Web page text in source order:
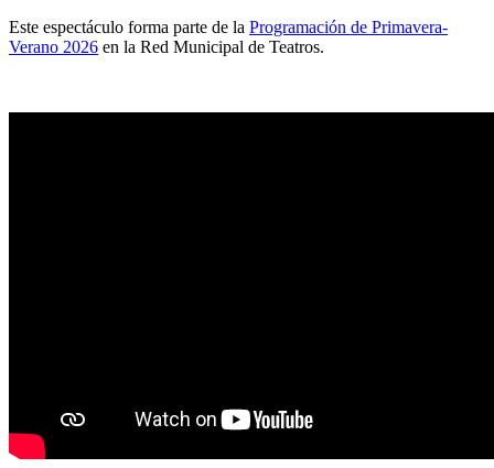
Este espectáculo forma parte de la Programación de Primavera-
Verano 2026 en la Red Municipal de Teatros.